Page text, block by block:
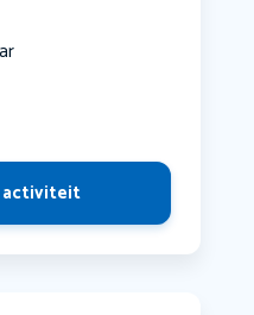
activiteit